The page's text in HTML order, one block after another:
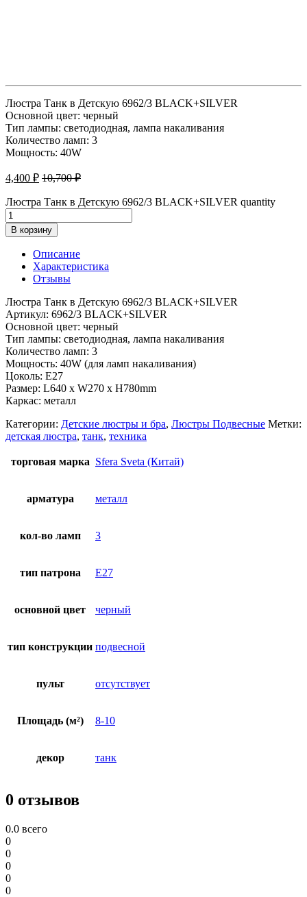
Люстра Танк в Детскую 6962/3 BLACK+SILVER
Основной цвет: черный
Тип лампы: светодиодная, лампа накаливания
Количество ламп: 3
Мощность: 40W
4,400 ₽ 10,700₽
Люстра Танк в Детскую 6962/3 BLACK+SILVER quantity
В корзину
Описание
Характеристика
Отзывы
Люстра Танк в Детскую 6962/3 BLACK+SILVER
Артикул: 6962/3 BLACK+SILVER
Основной цвет: черный
Тип лампы: светодиодная, лампа накаливания
Количество ламп: 3
Мощность: 40W (для ламп накаливания)
Цоколь: E27
Размер: L640 x W270 x H780mm
Каркас: металл
Категории: Детские люстры и бра, Люстры Подвесные Метки:
детская люстра, танк, техника
торговая марка Sfera Sveta (Китай)
арматура металл
кол-во ламп 3
тип патрона E27
основной цвет черный
тип конструкции подвесной
пульт отсутствует
Площадь (м²) 8-10
декор танк
0 отзывов
0.0 всего
0
0
0
0
0